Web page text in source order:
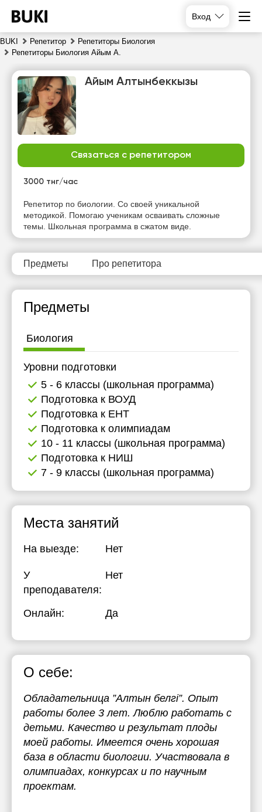
Вход
BUKI Репетитор
Репетиторы Биология
Репетиторы Биология Айым А.
Айым Алтынбеккызы
Связаться с репетитором
3000 тнг/час
Репетитор по биологии. Со своей уникальной
методикой. Помогаю ученикам осваивать сложные
темы. Школьная программа в сжатом виде.
Предметы Про репетитора
Предметы
Биология
Уровни подготовки
5 - 6 классы (школьная программа)
Подготовка к ВОУД
Подготовка к ЕНТ
Подготовка к олимпиадам
10 - 11 классы (школьная программа)
Подготовка к НИШ
7 - 9 классы (школьная программа)
Места занятий
На выезде: Нет
У
преподавателя:
Нет
Онлайн: Да
О себе:
Обладательница ”Алтын белгі”. Опыт
работы более 3 лет. Люблю работать с
детьми. Качество и результат плоды
моей работы. Имеется очень хорошая
база в области биологии. Участвовала в
олимпиадах, конкурсах и по научным
проектам.
вс
пн
Нет
свободных
часов
Нет
свободных
часов
Нет
свободных
часов
свободных